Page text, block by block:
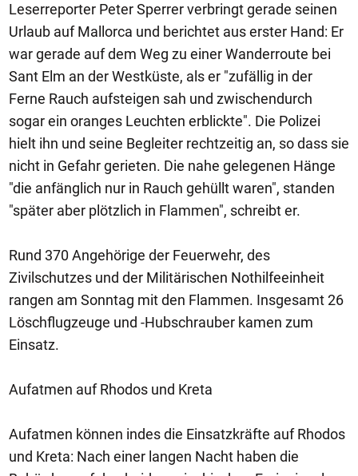
Leserreporter Peter Sperrer verbringt gerade seinen
Urlaub auf Mallorca und berichtet aus erster Hand: Er
war gerade auf dem Weg zu einer Wanderroute bei
Sant Elm an der Westküste, als er "zufällig in der
Ferne Rauch aufsteigen sah und zwischendurch
sogar ein oranges Leuchten erblickte". Die Polizei
hielt ihn und seine Begleiter rechtzeitig an, so dass sie
nicht in Gefahr gerieten. Die nahe gelegenen Hänge
"die anfänglich nur in Rauch gehüllt waren", standen
"später aber plötzlich in Flammen", schreibt er.
Rund 370 Angehörige der Feuerwehr, des
Zivilschutzes und der Militärischen Nothilfeeinheit
rangen am Sonntag mit den Flammen. Insgesamt 26
Löschflugzeuge und -Hubschrauber kamen zum
Einsatz.
Aufatmen auf Rhodos und Kreta
Aufatmen können indes die Einsatzkräfte auf Rhodos
und Kreta: Nach einer langen Nacht haben die